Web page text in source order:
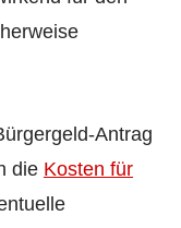
Antrag
die Kosten für